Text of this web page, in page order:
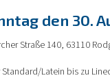
den 30.
Straße 140, 63110
Latein bis zu